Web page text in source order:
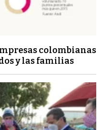
colombianas
y las familias